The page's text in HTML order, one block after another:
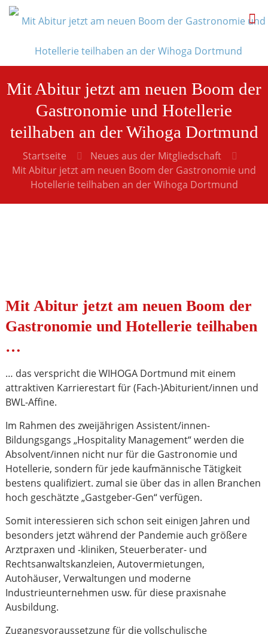
Mit Abitur jetzt am neuen Boom der
Gastronomie und Hotellerie
teilhaben an der Wihoga Dortmund
Startseite
Neues aus der Mitgliedschaft
Mit Abitur jetzt am neuen Boom der Gastronomie und
Hotellerie teilhaben an der Wihoga Dortmund
Mit Abitur jetzt am neuen Boom der
Gastronomie und Hotellerie teilhaben
…
… das verspricht die WIHOGA Dortmund mit einem
attraktiven Karrierestart für (Fach-)Abiturient/innen und
BWL-Affine.
Im Rahmen des zweijährigen Assistent/innen-
Bildungsgangs „Hospitality Management“ werden die
Absolvent/innen nicht nur für die Gastronomie und
Hotellerie, sondern für jede kaufmännische Tätigkeit
bestens qualifiziert. zumal sie über das in allen Branchen
hoch geschätzte „Gastgeber-Gen“ verfügen.
Somit interessieren sich schon seit einigen Jahren und
besonders jetzt während der Pandemie auch größere
Arztpraxen und -kliniken, Steuerberater- und
Rechtsanwaltskanzleien, Autovermietungen,
Autohäuser, Verwaltungen und moderne
Industrieunternehmen usw. für diese praxisnahe
Ausbildung.
Zugangsvoraussetzung für die vollschulische